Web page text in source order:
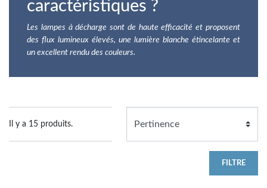
caractéristiques ?
Les lampes à décharge sont de haute efficacité et proposent
des flux lumineux élevés, une lumière blanche étincelante et
un excellent rendu des couleurs.
Il y a 15 produits.
FILTRE